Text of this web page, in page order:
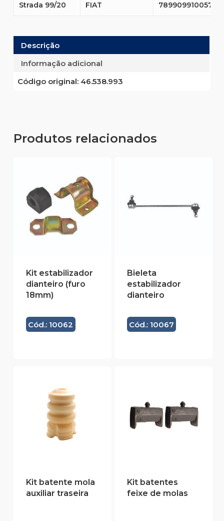
Strada 99/20 FIAT 7899099100578
Descrição
Informação adicional
Código original:46.538.993
Produtos relacionados
Kit estabilizador
dianteiro (furo
18mm)
Cód.: 10062
Bieleta
estabilizador
dianteiro
Cód.: 10067
Kit batente mola
auxiliar traseira
Kit batentes
feixe de molas